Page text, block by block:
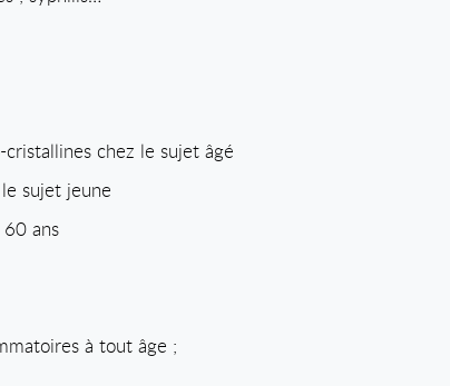
chez le sujet âgé
sujet jeune
ans
à tout âge ;